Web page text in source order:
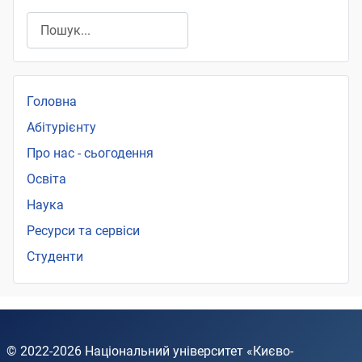
Головна
Абітурієнту
Про нас - сьогодення
Освіта
Наука
Ресурси та сервіси
Студенти
© 2022-2026 Національний університет «Києво-